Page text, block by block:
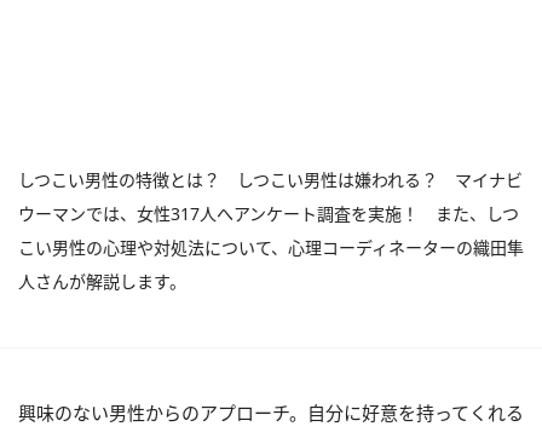
しつこい男性の特徴とは？ しつこい男性は嫌われる？ マイナビ
ウーマンでは、女性317人へアンケート調査を実施！ また、しつ
こい男性の心理や対処法について、心理コーディネーターの織田隼
人さんが解説します。
興味のない男性からのアプローチ。自分に好意を持ってくれる